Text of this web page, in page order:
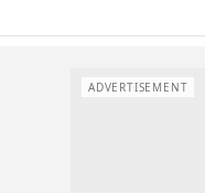
ADVERTISEMENT